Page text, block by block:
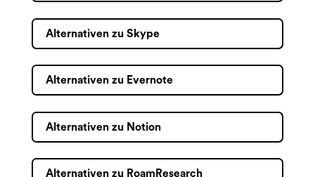
Alternativen zu Skype
Alternativen zu Evernote
Alternativen zu Notion
Alternativen zu RoamResearch